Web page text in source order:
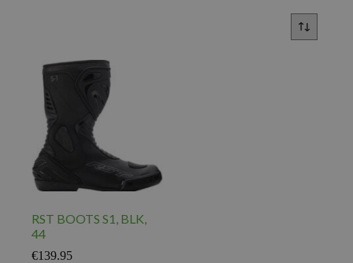
RST BOOTS S1, BLK,
44
€139.95